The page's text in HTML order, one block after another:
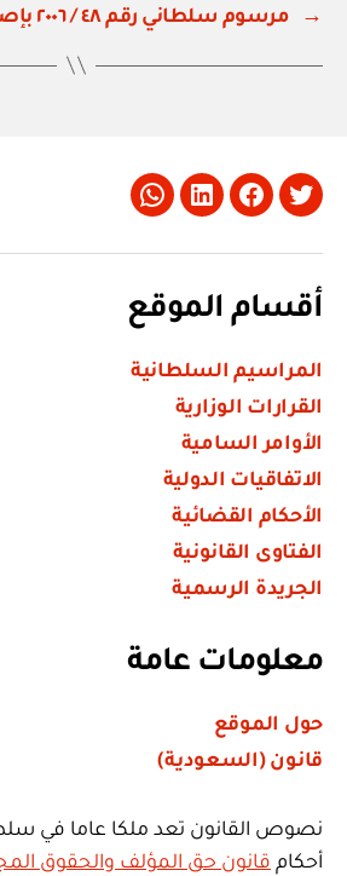
→
مرسوم سلطاني رقم ٤٨ / ٢٠٠٦ بإصدار نظام الزراعة
Twitter
Facebook
LinkedIn
Whatsapp
أقسام الموقع
المراسيم السلطانية
القرارات الوزارية
الأوامر السامية
الاتفاقيات الدولية
الأحكام القضائية
الفتاوى القانونية
الجريدة الرسمية
معلومات عامة
حول الموقع
قانون (السعودية)
نصوص القانون تعد ملكا عاما في
أحكام قانون حق المؤلف والحقوق